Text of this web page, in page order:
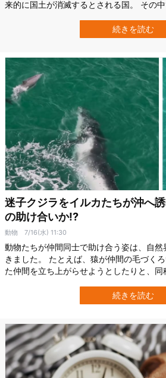
来的に国土が消滅するとされる国。 その
た「抽選制のビザ申請」が開始。 毎年280
ですが、その第一回となる今回はすでに
続きを読む
迷子クジラをイルカたちが沖へ
の助け合いか!?
動物 7/16(水) 11:30
動物たちが仲間同士で助け合う姿は、自
きました。 たとえば、猿が仲間の毛づく
た仲間を立ち上がらせようとしたりと、
し合うというのは非常に稀であり、科学的
す。 だからこそ、オーストラリア西部で
続きを読む